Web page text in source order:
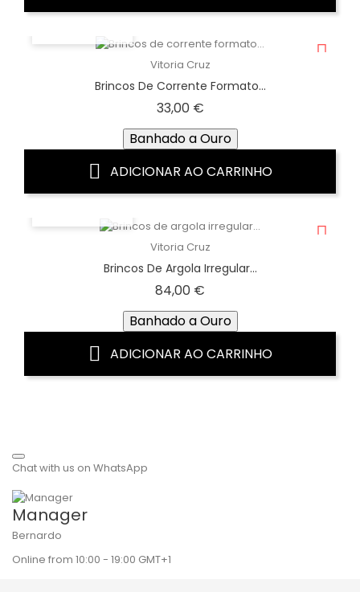
Vitoria Cruz
Brincos De Corrente Formato...
33,00 €Preço
Banhado a Ouro
ADICIONAR AO CARRINHO
Vitoria Cruz
Brincos De Argola Irregular...
84,00 €
Banhado a Ouro
ADICIONAR AO CARRINHO
Chat with us on WhatsApp
Manager
Bernardo
Online from 10:00 - 19:00 GMT+1